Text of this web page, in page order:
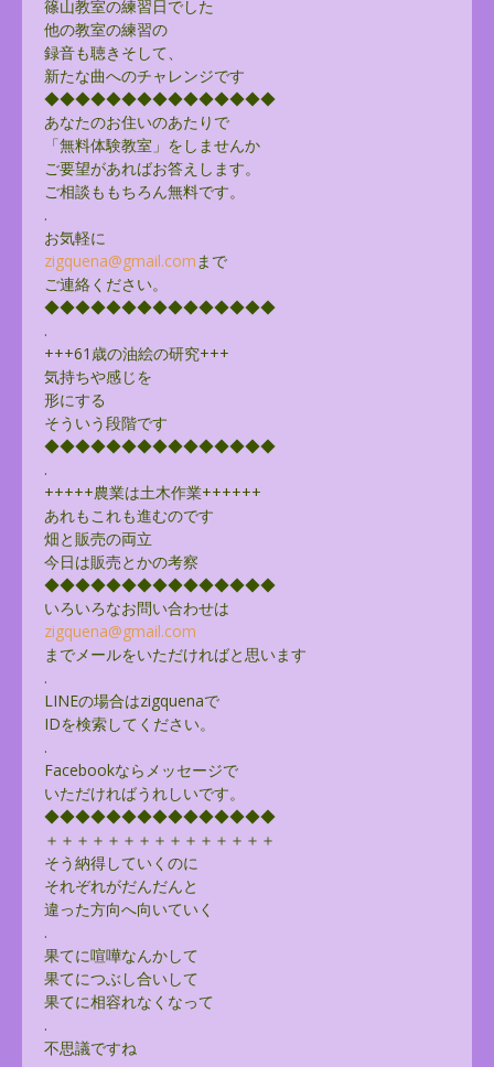
篠山教室の練習日でした
他の教室の練習の
録音も聴きそして、
新たな曲へのチャレンジです
◆◆◆◆◆◆◆◆◆◆◆◆◆◆◆
あなたのお住いのあたりで
「無料体験教室」をしませんか
ご要望があればお答えします。
ご相談ももちろん無料です。
.
お気軽に
zigquena@gmail.comまで
ご連絡ください。
◆◆◆◆◆◆◆◆◆◆◆◆◆◆◆
.
+++61歳の油絵の研究+++
気持ちや感じを
形にする
そういう段階です
◆◆◆◆◆◆◆◆◆◆◆◆◆◆◆
.
+++++農業は土木作業++++++
あれもこれも進むのです
畑と販売の両立
今日は販売とかの考察
◆◆◆◆◆◆◆◆◆◆◆◆◆◆◆
いろいろなお問い合わせは
zigquena@gmail.com
までメールをいただければと思います
.
LINEの場合はzigquenaで
IDを検索してください。
.
Facebookならメッセージで
いただければうれしいです。
◆◆◆◆◆◆◆◆◆◆◆◆◆◆◆
＋＋＋＋＋＋＋＋＋＋＋＋＋＋＋
そう納得していくのに
それぞれがだんだんと
違った方向へ向いていく
.
果てに喧嘩なんかして
果てにつぶし合いして
果てに相容れなくなって
.
不思議ですね